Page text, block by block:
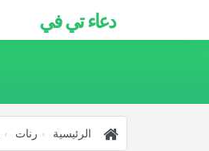
دعاء تي في
الرئيسية رنات